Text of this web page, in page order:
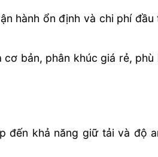
hành ổn định và chi phí
bản, phân khúc giá rẻ,
khả năng giữ tải và độ